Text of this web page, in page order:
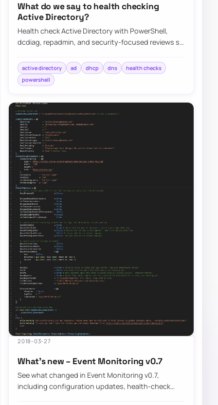
What do we say to health checking
Active Directory?
Health check Active Directory with PowerShell,
dcdiag, repadmin, and security-focused reviews so
active directory ad dhcp dns
health checks
powershell
2018-03-27
What’s new – Event Monitoring v0.7
See what changed in Event Monitoring v0.7,
including configuration updates, health-check